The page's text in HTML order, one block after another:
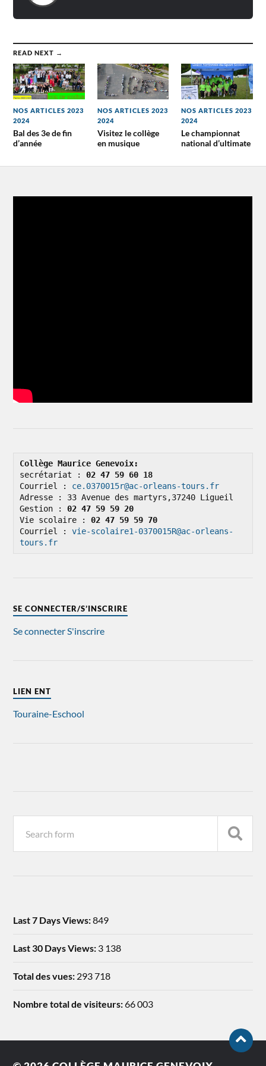
READ NEXT →
NOS ARTICLES 2023
2024
Bal des 3e de fin
d’année
NOS ARTICLES 2023
2024
Visitez le collège
en musique
NOS ARTICLES 2023
2024
Le championnat
national d’ultimate
Collège Maurice Genevoix:
secrétariat : 02 47 59 60 18
Courriel : ce.0370015r@ac-orleans-tours.fr
Adresse : 33 Avenue des martyrs,37240 Ligueil
Gestion : 02 47 59 59 20
Vie scolaire : 02 47 59 59 70
Courriel : vie-scolaire1-0370015R@ac-orleans-
tours.fr
SE CONNECTER/S’INSCRIRE
Se connecterS'inscrire
LIEN ENT
Touraine-Eschool
Last 7 Days Views:849
Last 30 Days Views: 3 138
Total des vues: 293 718
Nombre total de visiteurs:66 003